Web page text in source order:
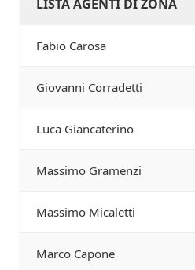
LISTA AGENTI DI ZONA
Fabio Carosa
Giovanni Corradetti
Luca Giancaterino
Massimo Gramenzi
Massimo Micaletti
Marco Capone